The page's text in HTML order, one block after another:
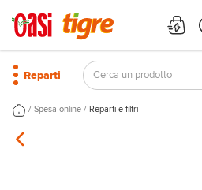
Reparti
/ Spesa online / Reparti e filtri